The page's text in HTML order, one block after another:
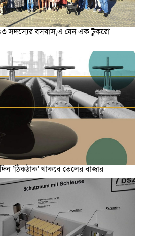
সদস্যের বসবাস,এ যেন এক টুকরো
‘ঠিকঠাক’ থাকবে তেলের বাজার